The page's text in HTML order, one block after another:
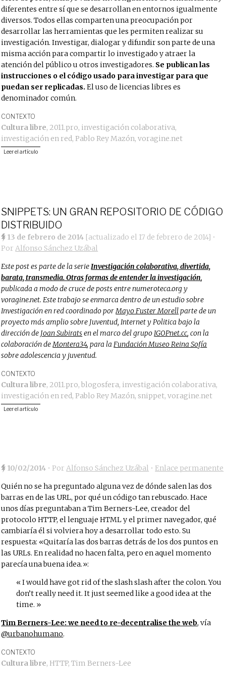
diferentes entre sí que se desarrollan en entornos igualmente
diversos. Todos ellas comparten una preocupación por
desarrollar las herramientas que les permiten realizar su
investigación. Investigar, dialogar y difundir son parte de una
misma acción para compartir lo investigado y atraer la
atención del público u otros investigadores. Se publican las
instrucciones o el código usado para investigar para que
puedan ser replicadas. El uso de licencias libres es
denominador común.
CONTEXTO
Cultura libre,2011.pro, investigación colaborativa,
investigación en red,Pablo Rey Mazón,voragine.net
Leer el artículo
SNIPPETS: UN GRAN REPOSITORIO DE CÓDIGO
DISTRIBUIDO
13 de febrero de 2014 [actualizado el 17 de febrero de 2014] •
PorAlfonso Sánchez Uzábal
Este post es parte de la serieInvestigación colaborativa, divertida,
barata, transmedia. Otras formas de entender la investigación,
publicada a modo de cruce de posts entre numeroteca.org y
voragine.net. Este trabajo se enmarca dentro de un estudio sobre
Investigación en red coordinado porMayo Fuster Morellparte de un
proyecto más amplio sobre Juventud, Internet y Politica bajo la
dirección de Joan Subiratsen el marco del grupoIGOPnet.cc, con la
colaboración deMontera34, para laFundación Museo Reina Sofía
sobre adolescencia y juventud.
CONTEXTO
Cultura libre,2011.pro,blogosfera, investigación colaborativa,
investigación en red,Pablo Rey Mazón, snippet,voragine.net
Leer el artículo
10/02/2014 • PorAlfonso Sánchez Uzábal • Enlace permanente
Quién no se ha preguntado alguna vez de dónde salen las dos
barras en de las URL, por qué un código tan rebuscado. Hace
unos días preguntaban a Tim Berners-Lee, creador del
protocolo HTTP, el lenguaje HTML y el primer navegador, qué
cambiaría él si volviera hoy a desarrollar todo esto. Su
respuesta: «Quitaría las dos barras detrás de los dos puntos en
las URLs. En realidad no hacen falta, pero en aquel momento
parecía una buena idea.»:
I would have got rid of the slash slash after the colon. You
don’t really need it. It just seemed like a good idea at the
time.
Tim Berners-Lee: we need to re-decentralise the web, vía
@urbanohumano.
CONTEXTO
Cultura libre, HTTP,Tim Berners-Lee